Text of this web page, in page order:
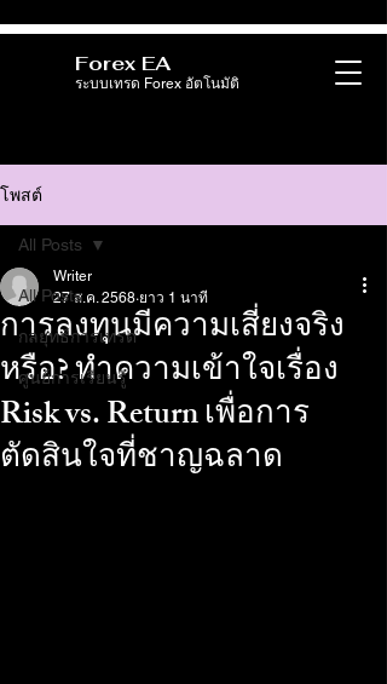
Forex EA
ระบบเทรด Forex อัตโนมัติ
โพสต์
All Posts
กลยุทธ์การเทรด
ศูนย์การเรียนรู้
All Posts
การลงทุนมีความเสี่ยงจริง
หรือ? ทำความเข้าใจเรื่อง
Risk vs. Return เพื่อการ
ตัดสินใจที่ชาญฉลาด
Writer
27 ส.ค. 2568 ยาว 1 นาที